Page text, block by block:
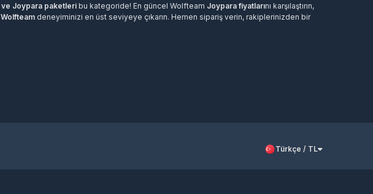
ve Joypara paketleribu kategoride! En güncel Wolfteam Joypara fiyatlarını karşılaştırın,
Wolfteam deneyiminizi en üst seviyeye çıkarın. Hemen sipariş verin, rakiplerinizden bir
Türkçe / TL